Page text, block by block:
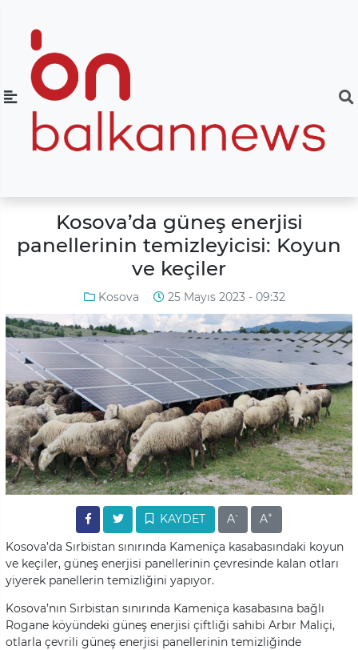
Kosova’da güneş enerjisi
panellerinin temizleyicisi: Koyun
ve keçiler
Kosova 25 Mayıs 2023 - 09:32
KAYDET A- A+
Kosova’da Sırbistan sınırında Kameniça kasabasındaki koyun
ve keçiler, güneş enerjisi panellerinin çevresinde kalan otları
yiyerek panellerin temizliğini yapıyor.
Kosova’nın Sırbistan sınırında Kameniça kasabasına bağlı
Rogane köyündeki güneş enerjisi çiftliği sahibi Arbır Maliçi,
otlarla çevrili güneş enerjisi panellerinin temizliğinde